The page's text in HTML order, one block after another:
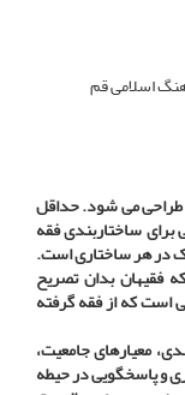
اسلامی قم
طراحی می­ شود. حداقل
ساختاربندی فقه
در هر ساختاری است.
فقیهان بدان تصریح
است که از فقه گرفته
معیارهای جامعیت،
و پاسخگویی در حیطه